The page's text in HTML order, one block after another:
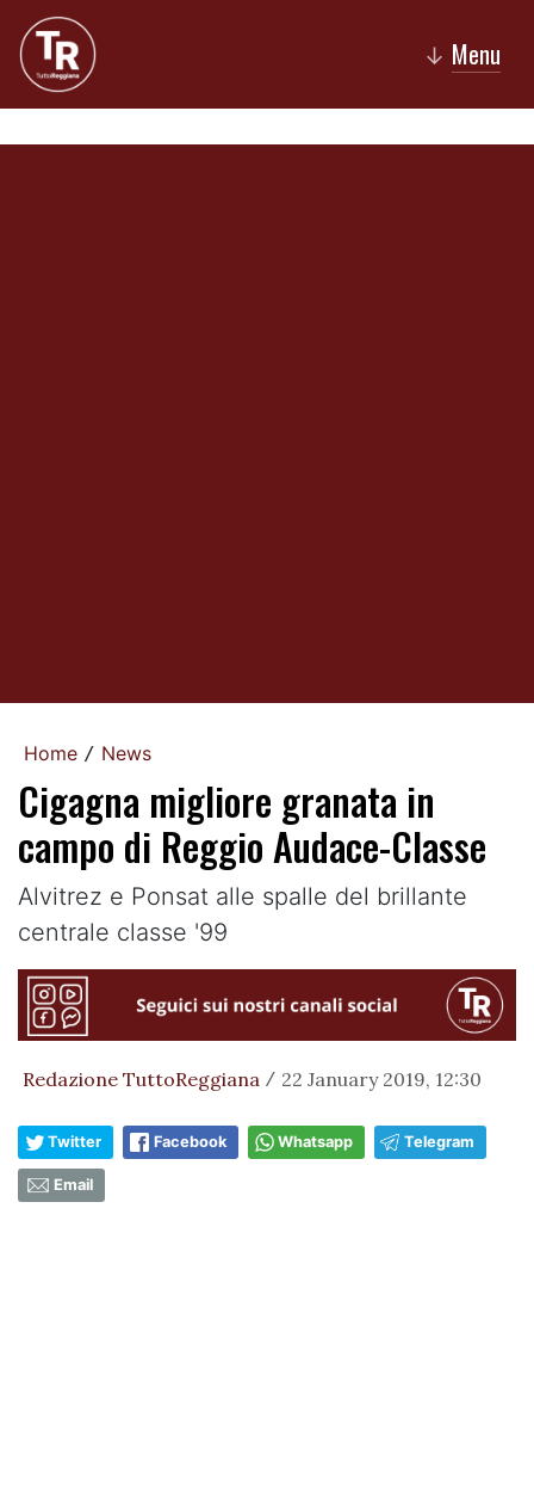
↓ Menu
Home / News
Cigagna migliore granata in
campo di Reggio Audace-Classe
Alvitrez e Ponsat alle spalle del brillante
centrale classe '99
Redazione TuttoReggiana / 22 January 2019, 12:30
Twitter Facebook Whatsapp Telegram
Email